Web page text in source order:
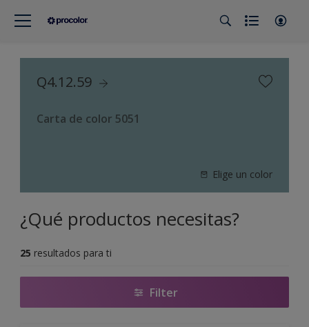
Q4.12.59
Carta de color 5051
Elige un color
¿Qué productos necesitas?
25 resultados para ti
Filter